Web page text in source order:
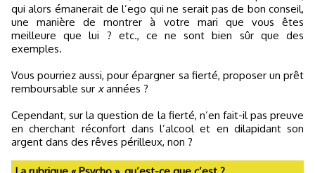
qui alors émanerait de l’ego qui ne serait pas de bon conseil,
une manière de montrer à votre mari que vous êtes
meilleure que lui ? etc., ce ne sont bien sûr que des
exemples.
Vous pourriez aussi, pour épargner sa fierté, proposer un prêt
remboursable sur xannées ?
Cependant, sur la question de la fierté, n’en fait-il pas preuve
en cherchant réconfort dans l’alcool et en dilapidant son
argent dans des rêves périlleux, non ?